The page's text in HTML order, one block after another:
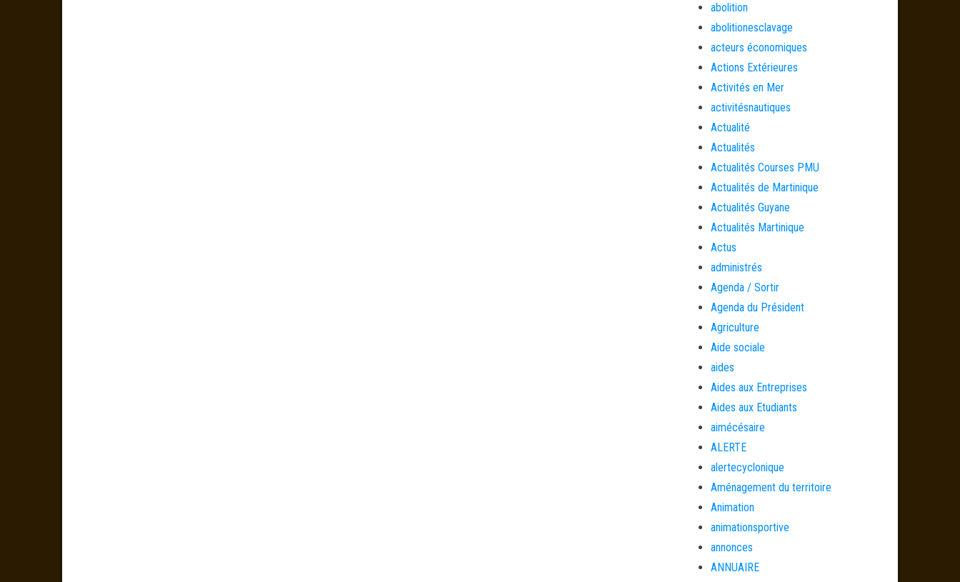
abolition
abolitionesclavage
acteurs économiques
Actions Extérieures
Activités en Mer
activitésnautiques
Actualité
Actualités
Actualités Courses PMU
Actualités de Martinique
Actualités Guyane
Actualités Martinique
Actus
administrés
Agenda / Sortir
Agenda du Président
Agriculture
Aide sociale
aides
Aides aux Entreprises
Aides aux Etudiants
aimécésaire
ALERTE
alertecyclonique
Aménagement du territoire
Animation
animationsportive
annonces
ANNUAIRE